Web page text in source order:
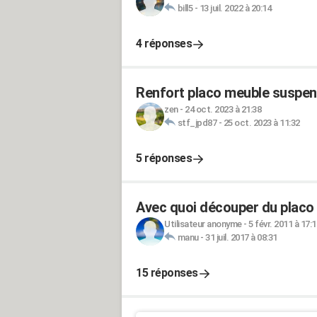
bill5- 13 juil. 2022 à 20:14
4 réponses
Renfort placo meuble
zen- 24 oct. 2023 à 21:38
stf_jpd87- 25 oct. 2023 à 11:32
5 réponses
Avec quoi découper du placo
Utilisateur anonyme- 5 févr. 2011 à
manu- 31 juil. 2017 à 08:31
15 réponses